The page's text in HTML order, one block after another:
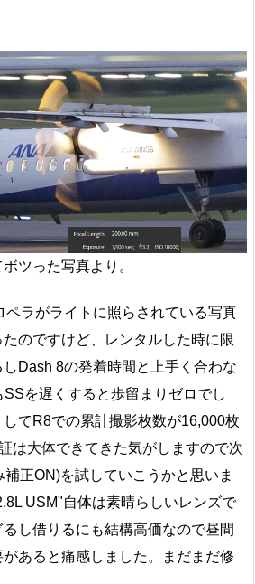
ツった写真より。
ペラがライトに照らされている写真
のですけど、レンタルした時に限
Dash 8の発着時間と上手く合わな
を遅くすると歩留まりゼロでし
てR8での累計撮影枚数が16,000枚
は大体できてきた気がしますので次
正ON)を試していこうかと思いま
USM"自体は素晴らしいレンズで
し借りるにも結構高価なので昼間
あると痛感しました。まだまだ修